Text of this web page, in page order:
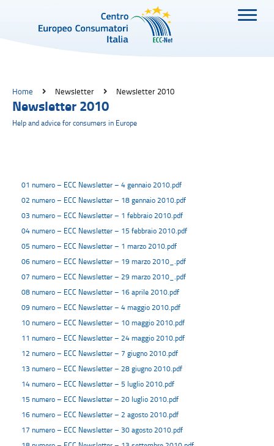
Home Newsletter Newsletter 2010
Newsletter 2010
Help and advice for consumers in Europe
01 numero – ECC Newsletter – 4 gennaio 2010.pdf
02 numero – ECC Newsletter – 18 gennaio 2010.pdf
03 numero – ECC Newsletter – 1 febbraio 2010.pdf
04 numero – ECC Newsletter – 15 febbraio 2010.pdf
05 numero – ECC Newsletter – 1 marzo 2010.pdf
06 numero – ECC Newsletter – 19 marzo 2010_.pdf
07 numero – ECC Newsletter – 29 marzo 2010_.pdf
08 numero – ECC Newsletter – 16 aprile 2010.pdf
09 numero – ECC Newsletter – 4 maggio 2010.pdf
10 numero – ECC Newsletter – 10 maggio 2010.pdf
11 numero – ECC Newsletter – 24 maggio 2010.pdf
12 numero – ECC Newsletter – 7 giugno 2010.pdf
13 numero – ECC Newsletter – 28 giugno 2010.pdf
14 numero – ECC Newsletter – 5 luglio 2010.pdf
15 numero – ECC Newsletter – 20 luglio 2010.pdf
16 numero – ECC Newsletter – 2 agosto 2010.pdf
17 numero – ECC Newsletter – 30 agosto 2010.pdf